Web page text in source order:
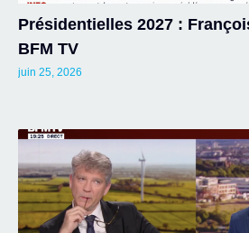
Présidentielles 2027 :
BFM TV
juin 25, 2026